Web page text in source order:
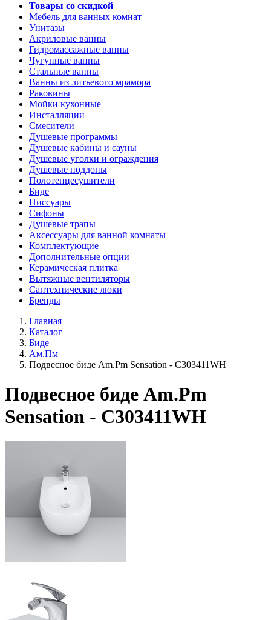
Товары со скидкой
Мебель для ванных комнат
Унитазы
Акриловые ванны
Гидромассажные ванны
Чугунные ванны
Стальные ванны
Ванны из литьевого мрамора
Раковины
Мойки кухонные
Инсталляции
Смесители
Душевые программы
Душевые кабины и сауны
Душевые уголки и ограждения
Душевые поддоны
Полотенцесушители
Биде
Писсуары
Сифоны
Душевые трапы
Аксессуары для ванной комнаты
Комплектующие
Дополнительные опции
Керамическая плитка
Вытяжные вентиляторы
Сантехнические люки
Бренды
Главная
Каталог
Биде
Ам.Пм
Подвесное биде Am.Pm Sensation - C303411WH
Подвесное биде Am.Pm
Sensation - C303411WH